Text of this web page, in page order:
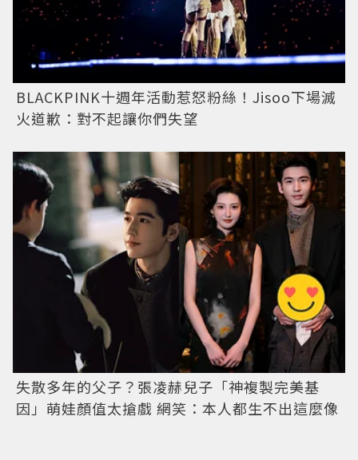
BLACKPINK十週年活動惹怒粉絲！Jisoo下場滅
火道歉：對不起讓你們失望
失散多年的父子？張凌赫兒子「神複製完美基
因」萌娃顏值太搶戲 網笑：本人都生不出這麼像